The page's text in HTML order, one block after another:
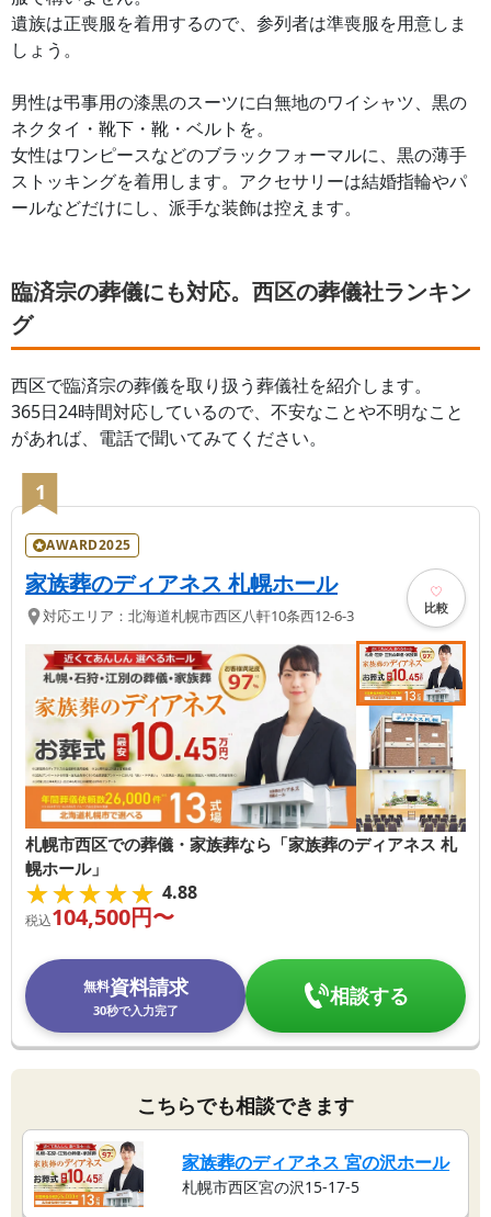
遺族は正喪服を着用するので、参列者は準喪服を用意しま
しょう。
男性は弔事用の漆黒のスーツに白無地のワイシャツ、黒の
ネクタイ・靴下・靴・ベルトを。
女性はワンピースなどのブラックフォーマルに、黒の薄手
ストッキングを着用します。アクセサリーは結婚指輪やパ
ールなどだけにし、派手な装飾は控えます。
臨済宗の葬儀にも対応。西区の葬儀社ランキン
グ
西区で臨済宗の葬儀を取り扱う葬儀社を紹介します。
365日24時間対応しているので、不安なことや不明なこと
があれば、電話で聞いてみてください。
1
AWARD2025
家族葬のディアネス 札幌ホール
対応エリア： 北海道札幌市西区八軒10条西12-6-3 比較
札幌市西区での葬儀・家族葬なら「家族葬のディアネス 札
幌ホール」
★★★★★
★★★★★ 4.88
税込104,500円〜
無料資料請求
30秒で入力完了
相談する
こちらでも相談できます
家族葬のディアネス 宮の沢ホール
札幌市西区宮の沢15-17-5